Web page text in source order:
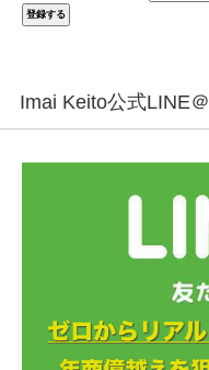
Imai Keito公式LINE＠